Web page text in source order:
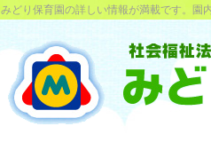
みどり保育園の詳しい情報が満載です。園